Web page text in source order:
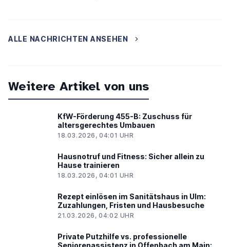
ALLE NACHRICHTEN ANSEHEN
Weitere Artikel von uns
KfW-Förderung 455-B: Zuschuss für
altersgerechtes Umbauen
18.03.2026, 04:01 UHR
Hausnotruf und Fitness: Sicher allein zu
Hause trainieren
18.03.2026, 04:01 UHR
Rezept einlösen im Sanitätshaus in Ulm:
Zuzahlungen, Fristen und Hausbesuche
21.03.2026, 04:02 UHR
Private Putzhilfe vs. professionelle